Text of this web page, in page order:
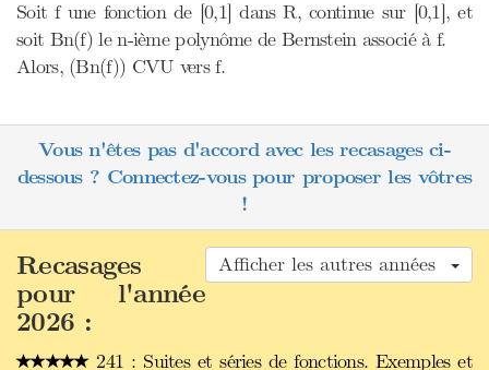
Soit f une fonction de [0,1] dans R, continue sur [0,1], et
soit Bn(f) le n-ième polynôme de Bernstein associé à f.
Alors, (Bn(f)) CVU vers f.
Vous n'êtes pas d'accord avec les recasages ci-
dessous ? Connectez-vous pour proposer les vôtres
!
Afficher les autres années
Recasages
pour l'année
2026 :
241 : Suites et séries de fonctions. Exemples et